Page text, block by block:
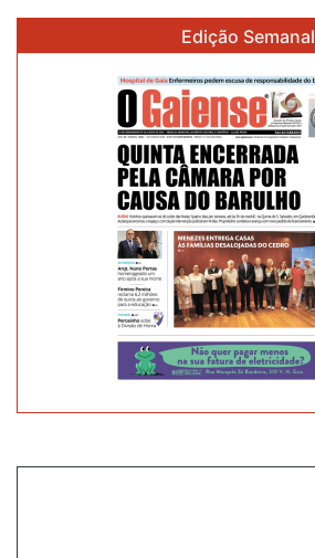
DO
CONTADA
POR
PINTO
COSTA
Edição Semanal